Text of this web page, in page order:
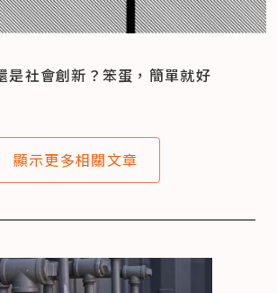
是社會創新？笨蛋，簡單就好
顯示更多相關文章